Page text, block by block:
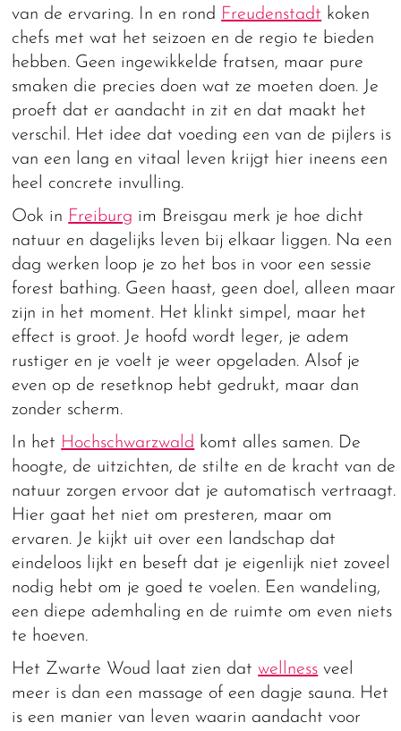
van de ervaring. In en rond Freudenstadt koken
chefs met wat het seizoen en de regio te bieden
hebben. Geen ingewikkelde fratsen, maar pure
smaken die precies doen wat ze moeten doen. Je
proeft dat er aandacht in zit en dat maakt het
verschil. Het idee dat voeding een van de pijlers is
van een lang en vitaal leven krijgt hier ineens een
heel concrete invulling.
Ook in Freiburg im Breisgau merk je hoe dicht
natuur en dagelijks leven bij elkaar liggen. Na een
dag werken loop je zo het bos in voor een sessie
forest bathing. Geen haast, geen doel, alleen maar
zijn in het moment. Het klinkt simpel, maar het
effect is groot. Je hoofd wordt leger, je adem
rustiger en je voelt je weer opgeladen. Alsof je
even op de resetknop hebt gedrukt, maar dan
zonder scherm.
In het Hochschwarzwald komt alles samen. De
hoogte, de uitzichten, de stilte en de kracht van de
natuur zorgen ervoor dat je automatisch vertraagt.
Hier gaat het niet om presteren, maar om
ervaren. Je kijkt uit over een landschap dat
eindeloos lijkt en beseft dat je eigenlijk niet zoveel
nodig hebt om je goed te voelen. Een wandeling,
een diepe ademhaling en de ruimte om even niets
te hoeven.
Het Zwarte Woud laat zien datwellness veel
meer is dan een massage of een dagje sauna. Het
is een manier van leven waarin aandacht voor